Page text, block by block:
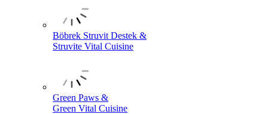
Böbrek Struvit Destek &
Struvite Vital Cuisine
Green Paws &
Green Vital Cuisine